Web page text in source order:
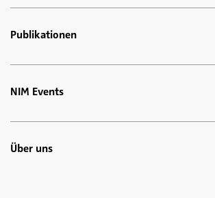
Publikationen
NIM Events
Über uns